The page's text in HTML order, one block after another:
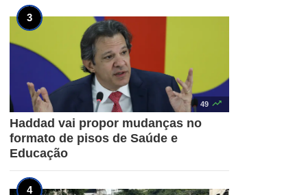
49 
Haddad vai propor mudanças no
formato de pisos de Saúde e
Educação